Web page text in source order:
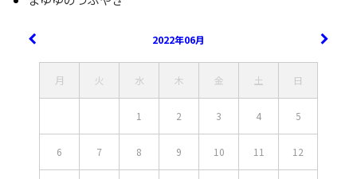
2022年06月
月 火 水 木 金 土 日
1 2 3 4 5
6 7 8 9 10 11 12